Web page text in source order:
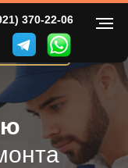
370-22-06
000-00-00
МНЕ